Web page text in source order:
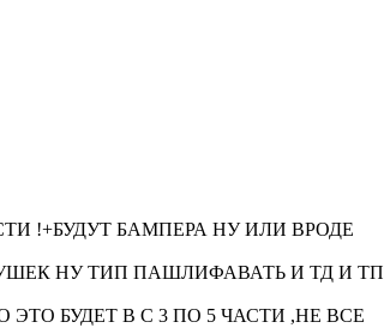
!+БУДУТ БАМПЕРА НУ ИЛИ ВРОДЕ
НУ ТИП ПАШЛИФАВАТЬ И ТД И ТП
ЭТО БУДЕТ В С 3 ПО 5 ЧАСТИ ,НЕ ВСЕ